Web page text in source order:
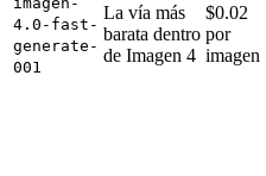
4.0-fast-
generate-
001
La vía más
barata dentro
de Imagen 4
$0.02
por
imagen